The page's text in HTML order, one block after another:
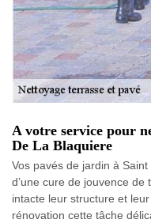
A votre service pour
De La Blaquiere
Vos pavés de jardin à
d’une cure de jouvence
intacte leur structure et
rénovation cette tâche